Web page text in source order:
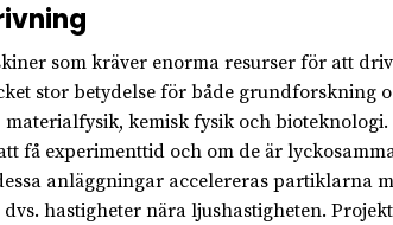
som kräver enorma resurser för att
stor betydelse för både
kemisk fysik och
få experimenttid och om de är
anläggningar accelereras partiklarna
hastigheter nära ljushastigheten.